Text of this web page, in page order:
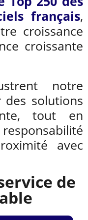
français,
croissance
croissante
notre
solutions
tout en
avec
de